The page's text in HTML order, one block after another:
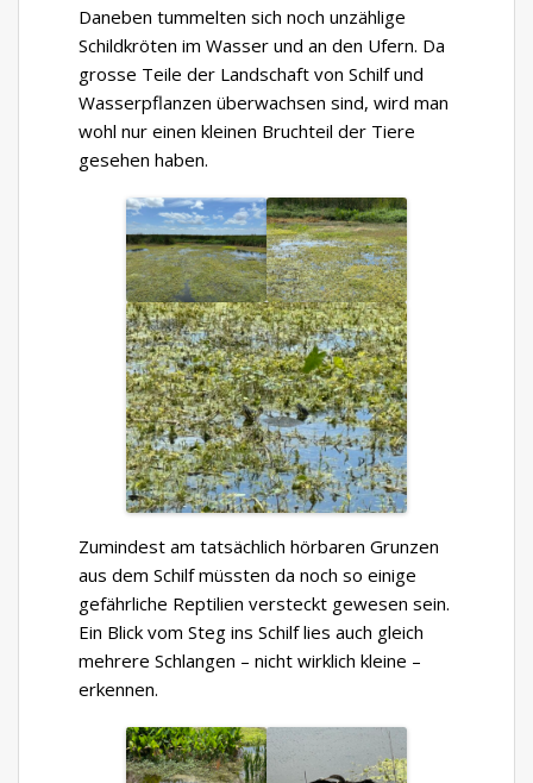
Daneben tummelten sich noch unzählige
Schildkröten im Wasser und an den Ufern. Da
grosse Teile der Landschaft von Schilf und
Wasserpflanzen überwachsen sind, wird man
wohl nur einen kleinen Bruchteil der Tiere
gesehen haben.
Zumindest am tatsächlich hörbaren Grunzen
aus dem Schilf müssten da noch so einige
gefährliche Reptilien versteckt gewesen sein.
Ein Blick vom Steg ins Schilf lies auch gleich
mehrere Schlangen – nicht wirklich kleine –
erkennen.